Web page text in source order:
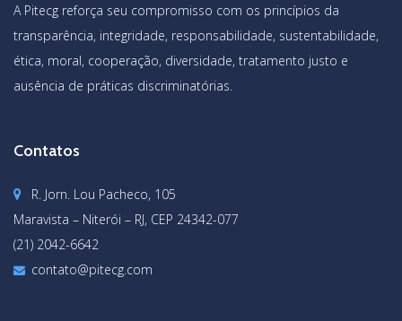
A Pitecg reforça seu compromisso com os princípios da
transparência, integridade, responsabilidade, sustentabilidade,
ética, moral, cooperação, diversidade, tratamento justo e
ausência de práticas discriminatórias.
Contatos
R. Jorn. Lou Pacheco, 105
Maravista – Niterói – RJ, CEP 24342-077
(21) 2042-6642
contato@pitecg.com